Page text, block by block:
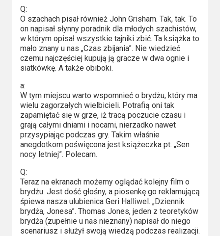
Q:
O szachach pisał również John Grisham. Tak, tak. To
on napisał słynny poradnik dla młodych szachistów,
w którym opisał wszystkie tajniki zbić. Ta książka to
mało znany u nas „Czas zbijania”. Nie wiedzieć
czemu najczęściej kupują ją gracze w dwa ognie i
siatkówkę. A także obiboki.
a:
W tym miejscu warto wspomnieć o brydżu, który ma
wielu zagorzałych wielbicieli. Potrafią oni tak
zapamiętać się w grze, iż tracą poczucie czasu i
grają całymi dniami i nocami, nierzadko nawet
przysypiając podczas gry. Takim właśnie
anegdotkom poświęcona jest książeczka pt. „Sen
nocy letniej”. Polecam.
Q:
Teraz na ekranach możemy oglądać kolejny film o
brydżu. Jest dość głośny, a piosenkę go reklamującą
śpiewa nasza ulubienica Geri Halliwel. „Dziennik
brydża, Jonesa”. Thomas Jones, jeden z teoretyków
brydża (zupełnie u nas nieznany) napisał do niego
scenariusz i służył swoją wiedzą podczas realizacji.